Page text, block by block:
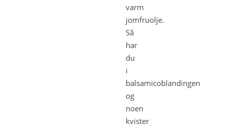
varm
jomfruolje.
Så
har
du
i
balsamicoblandingen
og
noen
kvister